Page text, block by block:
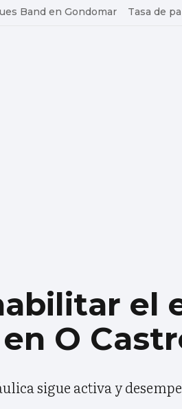
Band en Gondomar Tasa de
el
O
sigue activa y